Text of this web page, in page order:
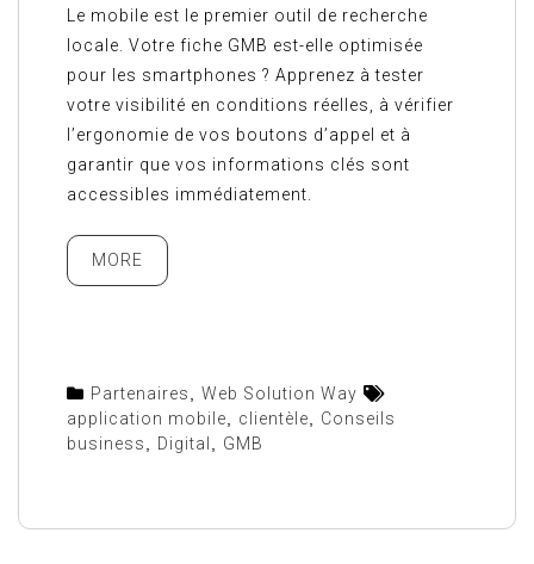
Le mobile est le premier outil de recherche
locale. Votre fiche GMB est-elle optimisée
pour les smartphones ? Apprenez à tester
votre visibilité en conditions réelles, à vérifier
l’ergonomie de vos boutons d’appel et à
garantir que vos informations clés sont
accessibles immédiatement.
MORE
Partenaires
Web Solution Way
application mobile
clientèle
Conseils
business
Digital GMB